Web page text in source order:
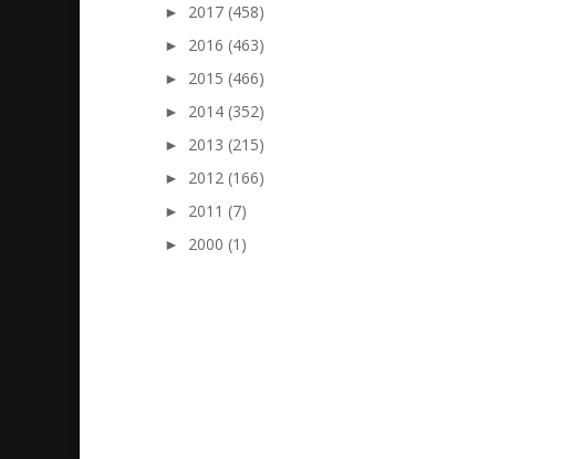
►
2017 (458)
►
2016 (463)
►
2015 (466)
►
2014 (352)
►
2013 (215)
►
2012 (166)
►
2011 (7)
►
2000 (1)